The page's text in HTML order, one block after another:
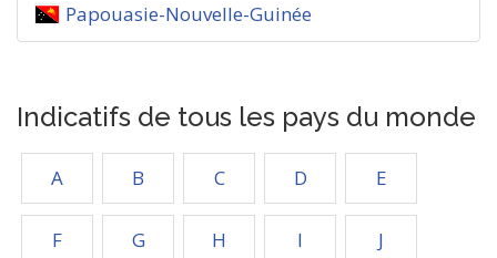
Papouasie-Nouvelle-Guinée
Indicatifs de tous les pays du monde
A B C D E
F G H I J